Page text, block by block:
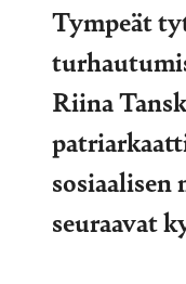
Tympeät
Riina
seuraavat